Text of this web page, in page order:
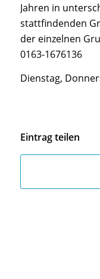
Jahren in
stattfindenden
der einzelnen
0163-1676136
Dienstag,
Eintrag teilen